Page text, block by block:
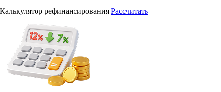
Калькулятор рефинансирования Рассчитать